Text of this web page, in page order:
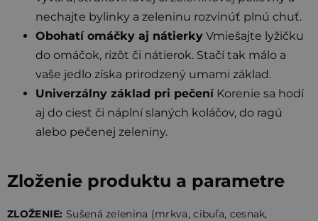
nechajte bylinky a zeleninu rozvinúť plnú chuť.
Obohatí omáčky aj nátierky Vmiešajte lyžičku
do omáčok, rizôt či nátierok. Stačí tak málo a
vaše jedlo získa prirodzený umami základ.
Univerzálny základ pri pečeníKorenie sa hodí
aj do ciest či náplní slaných koláčov, do ragú
alebo pečenej zeleniny.
Zloženie produktu a parametre
ZLOŽENIE: Sušená zelenina (mrkva, cibuľa, cesnak,